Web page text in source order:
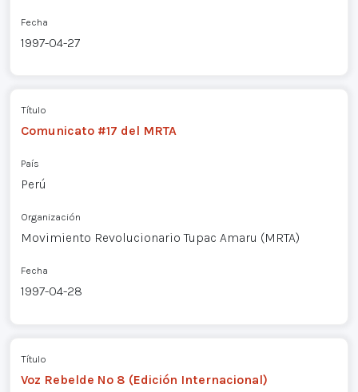
Fecha
1997-04-27
Título
Comunicato #17 del MRTA
País
Perú
Organización
Movimiento Revolucionario Tupac Amaru (MRTA)
Fecha
1997-04-28
Título
Voz Rebelde Nº 8 (Edición Internacional)